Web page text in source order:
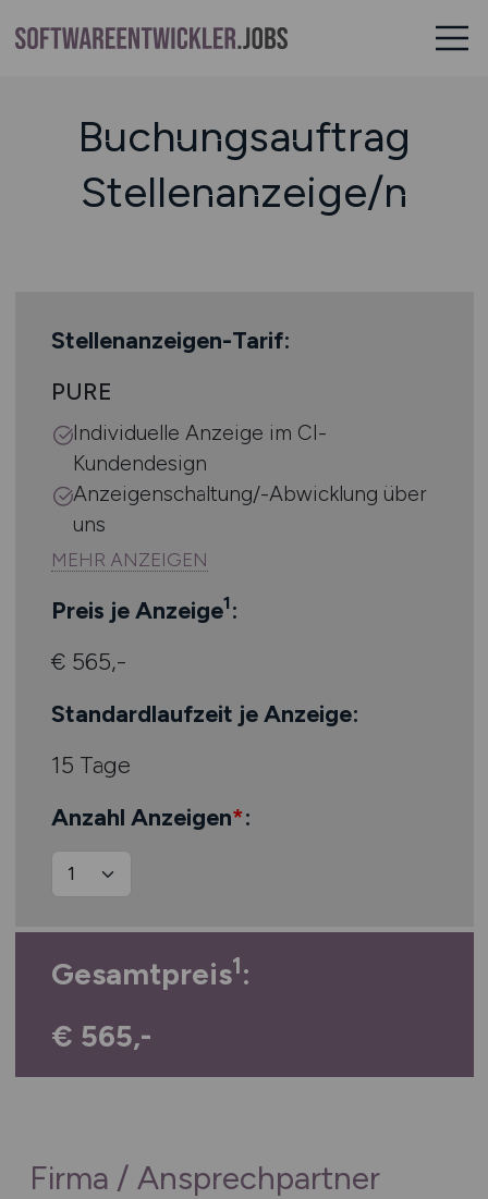
Buchungsauftrag
Stellenanzeige/n
Stellenanzeigen-Tarif:
PURE
Individuelle Anzeige im CI-
Kundendesign
Anzeigenschaltung/-Abwicklung über
uns
Preis je Anzeige1:
€ 565,-
Standardlaufzeit je Anzeige:
15 Tage
Anzahl Anzeigen*:
Gesamtpreis1:
€ 565,-
Firma / Ansprechpartner